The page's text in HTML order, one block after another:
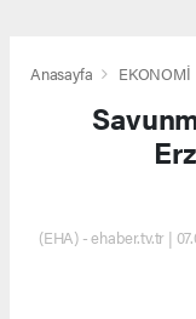
Anasayfa EKONOMİ
(EHA) - ehaber.tv.tr |